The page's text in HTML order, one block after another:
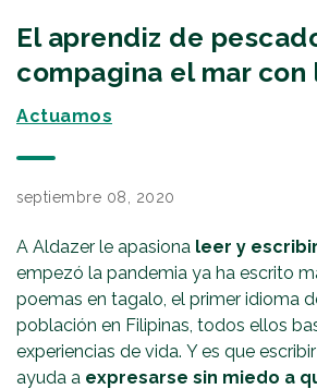
El aprendiz de
compagina el mar con
Actuamos
septiembre 08, 2020
A Aldazer le apasiona leer y escribir
empezó la pandemia ya ha escrito
poemas en tagalo, el primer idioma
población en Filipinas, todos ellos
experiencias de vida. Y es que
ayuda a expresarse sin miedo a